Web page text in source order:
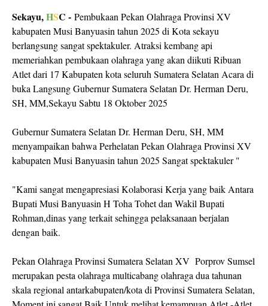
Sekayu,HSC - Pembukaan Pekan Olahraga Provinsi XV
kabupaten Musi Banyuasin tahun 2025 di Kota sekayu
berlangsung sangat spektakuler. Atraksi kembang api
memeriahkan pembukaan olahraga yang akan diikuti Ribuan
Atlet dari 17 Kabupaten kota seluruh Sumatera Selatan Acara di
buka Langsung Gubernur Sumatera Selatan Dr. Herman Deru,
SH, MM,Sekayu Sabtu 18 Oktober 2025
Gubernur Sumatera Selatan Dr. Herman Deru, SH, MM
menyampaikan bahwa Perhelatan Pekan Olahraga Provinsi XV
kabupaten Musi Banyuasin tahun 2025 Sangat spektakuler "
"Kami sangat mengapresiasi Kolaborasi Kerja yang baik Antara
Bupati Musi Banyuasin H Toha Tohet dan Wakil Bupati
Rohman,dinas yang terkait sehingga pelaksanaan berjalan
dengan baik.
Pekan Olahraga Provinsi Sumatera Selatan XV Porprov Sumsel
merupakan pesta olahraga multicabang olahraga dua tahunan
skala regional antarkabupaten/kota di Provinsi Sumatera Selatan,